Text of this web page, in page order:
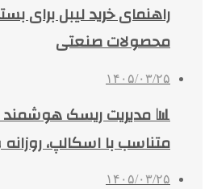
راهنمای خرید لیبل برای
محصولات صنعتی
۱۴۰۵/۰۳/۲۵
📊 مدیریت ریسک هوشمند
متناسب با اسکالپ،
۱۴۰۵/۰۳/۲۵